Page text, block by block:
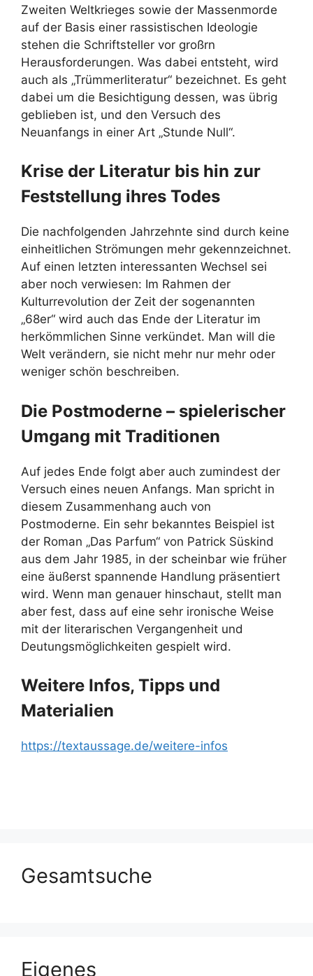
Zweiten Weltkrieges sowie der Massenmorde
auf der Basis einer rassistischen Ideologie
stehen die Schriftsteller vor großrn
Herausforderungen. Was dabei entsteht, wird
auch als „Trümmerliteratur“ bezeichnet. Es geht
dabei um die Besichtigung dessen, was übrig
geblieben ist, und den Versuch des
Neuanfangs in einer Art „Stunde Null“.
Krise der Literatur bis hin zur
Feststellung ihres Todes
Die nachfolgenden Jahrzehnte sind durch keine
einheitlichen Strömungen mehr gekennzeichnet.
Auf einen letzten interessanten Wechsel sei
aber noch verwiesen: Im Rahmen der
Kulturrevolution der Zeit der sogenannten
„68er“ wird auch das Ende der Literatur im
herkömmlichen Sinne verkündet. Man will die
Welt verändern, sie nicht mehr nur mehr oder
weniger schön beschreiben.
Die Postmoderne – spielerischer
Umgang mit Traditionen
Auf jedes Ende folgt aber auch zumindest der
Versuch eines neuen Anfangs. Man spricht in
diesem Zusammenhang auch von
Postmoderne. Ein sehr bekanntes Beispiel ist
der Roman „Das Parfum“ von Patrick Süskind
aus dem Jahr 1985, in der scheinbar wie früher
eine äußerst spannende Handlung präsentiert
wird. Wenn man genauer hinschaut, stellt man
aber fest, dass auf eine sehr ironische Weise
mit der literarischen Vergangenheit und
Deutungsmöglichkeiten gespielt wird.
Weitere Infos, Tipps und
Materialien
https://textaussage.de/weitere-infos
Gesamtsuche
Eigenes